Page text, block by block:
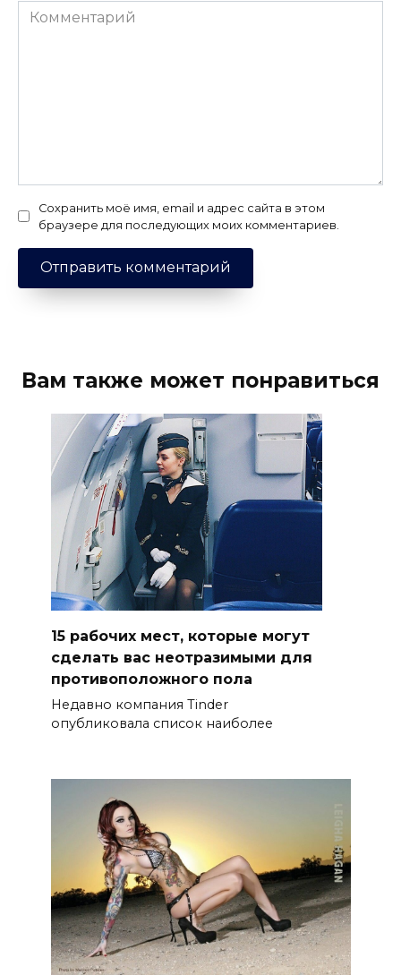
Комментарий
Сохранить моё имя, email и адрес сайта в этом
браузере для последующих моих комментариев.
Вам также может понравиться
15 рабочих мест, которые могут
сделать вас неотразимыми для
противоположного пола
Недавно компания Tinder
опубликовала список наиболее